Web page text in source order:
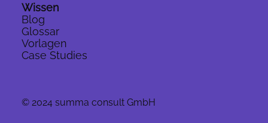
© 2024 summa consult GmbH
Wissen
Blog
Glossar
Vorlagen
Case Studies